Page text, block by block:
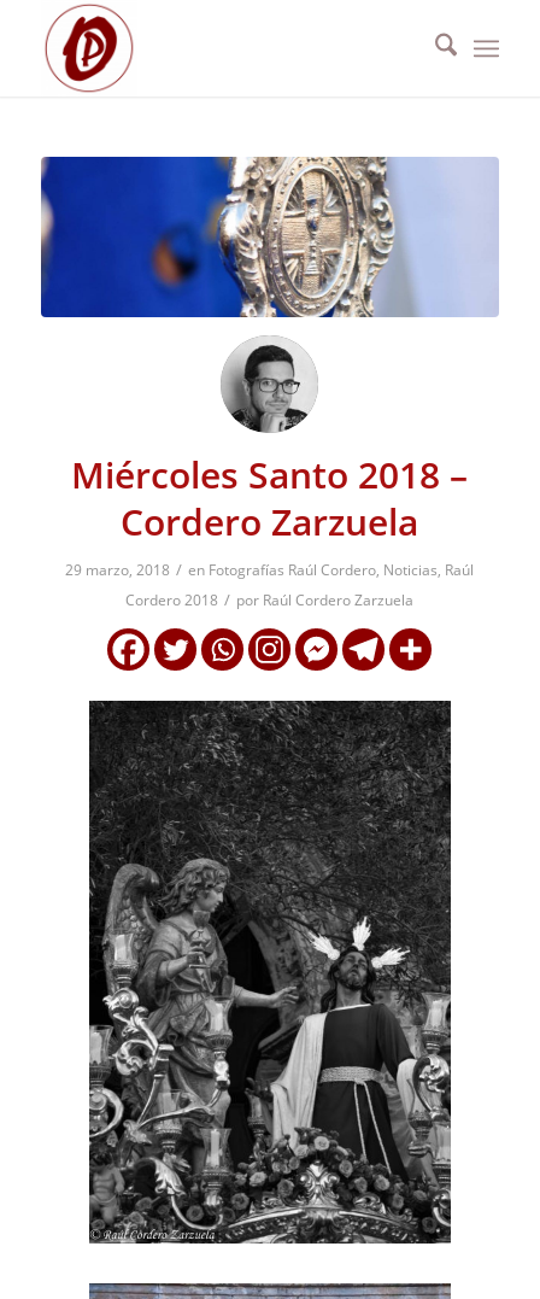
Miércoles Santo 2018 –
Cordero Zarzuela
29 marzo, 2018 / en Fotografías Raúl Cordero, Noticias, Raúl
Cordero 2018 / por Raúl Cordero Zarzuela